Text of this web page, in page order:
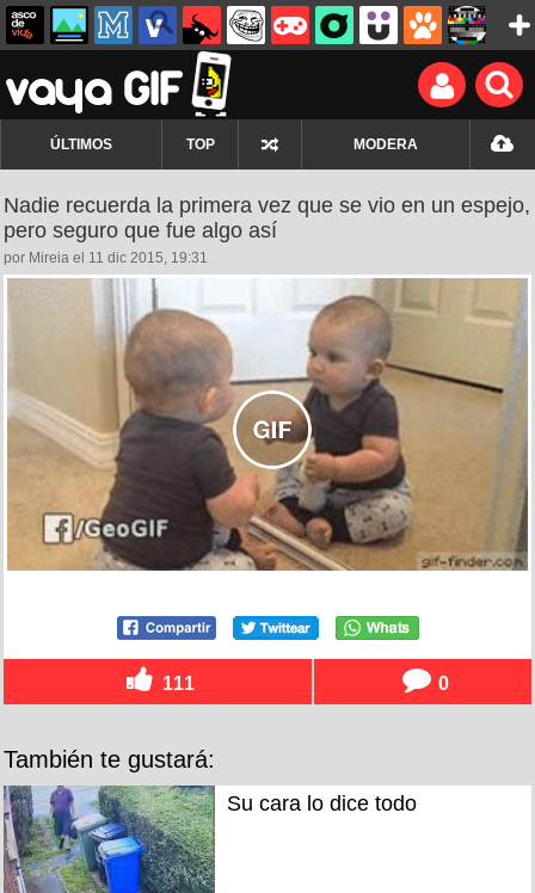
ÚLTIMOS TOP MODERA
Nadie recuerda la primera vez que se vio en un espejo,
pero seguro que fue algo así
por Mireia el 11 dic 2015, 19:31
111 0
También te gustará:
Su cara lo dice todo